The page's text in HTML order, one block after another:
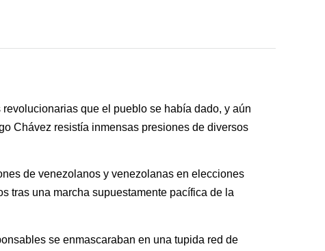
que el pueblo se había dado, y aún
Chávez resistía inmensas presiones de diversos
de venezolanos y venezolanas en elecciones
tras una marcha supuestamente pacífica de la
se enmascaraban en una tupida red de